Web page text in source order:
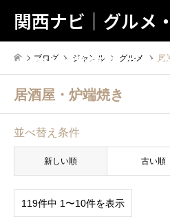
関西ナビ｜グルメ
トの地域情報の総
ブログ ジャンル グルメ 居
居酒屋・炉端焼き
並べ替え条件
新しい順 古い順
119件中 1〜10件を表示